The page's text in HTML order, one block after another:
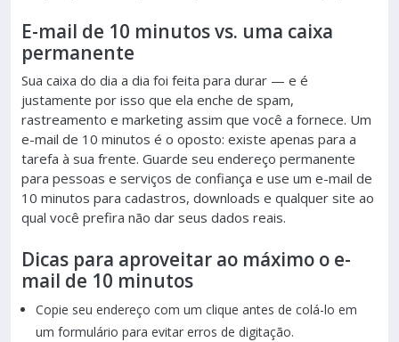
E-mail de 10 minutos vs. uma caixa
permanente
Sua caixa do dia a dia foi feita para durar — e é
justamente por isso que ela enche de spam,
rastreamento e marketing assim que você a fornece. Um
e-mail de 10 minutos é o oposto: existe apenas para a
tarefa à sua frente. Guarde seu endereço permanente
para pessoas e serviços de confiança e use um e-mail de
10 minutos para cadastros, downloads e qualquer site ao
qual você prefira não dar seus dados reais.
Dicas para aproveitar ao máximo o e-
mail de 10 minutos
Copie seu endereço com um clique antes de colá-lo em
um formulário para evitar erros de digitação.